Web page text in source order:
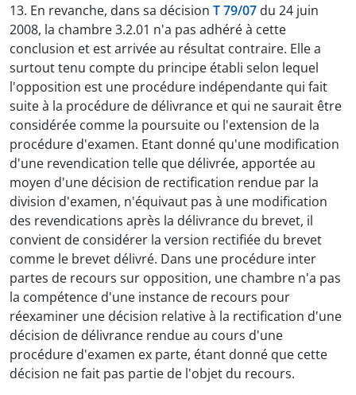
13. En revanche, dans sa décision T 79/07 du 24 juin
2008, la chambre 3.2.01 n'a pas adhéré à cette
conclusion et est arrivée au résultat contraire. Elle a
surtout tenu compte du principe établi selon lequel
l'opposition est une procédure indépendante qui fait
suite à la procédure de délivrance et qui ne saurait être
considérée comme la poursuite ou l'extension de la
procédure d'examen. Etant donné qu'une modification
d'une revendication telle que délivrée, apportée au
moyen d'une décision de rectification rendue par la
division d'examen, n'équivaut pas à une modification
des revendications après la délivrance du brevet, il
convient de considérer la version rectifiée du brevet
comme le brevet délivré. Dans une procédure inter
partes de recours sur opposition, une chambre n'a pas
la compétence d'une instance de recours pour
réexaminer une décision relative à la rectification d'une
décision de délivrance rendue au cours d'une
procédure d'examen ex parte, étant donné que cette
décision ne fait pas partie de l'objet du recours.